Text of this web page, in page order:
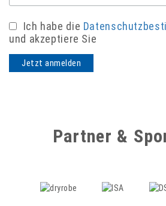
Ich habe die
und akzeptiere Sie
Partner &